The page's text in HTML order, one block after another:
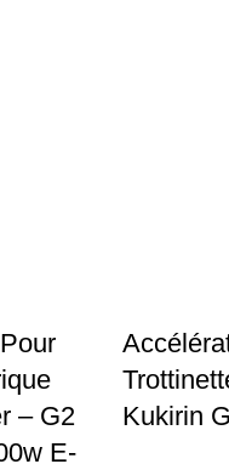
– G2
E-
Kukirin